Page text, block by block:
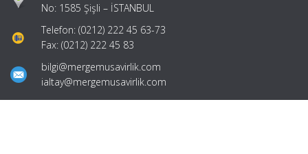
No: 1585 Şişli – İSTANBUL
Telefon: (0212) 222 45 63-73
Fax: (0212) 222 45 83
bilgi@mergemusavirlik.com
ialtay@mergemusavirlik.com